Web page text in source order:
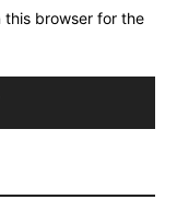
this browser for the